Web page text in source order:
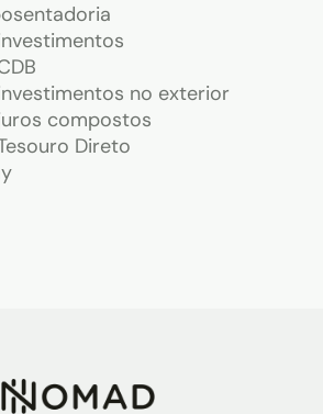
no exterior
compostos
Direto